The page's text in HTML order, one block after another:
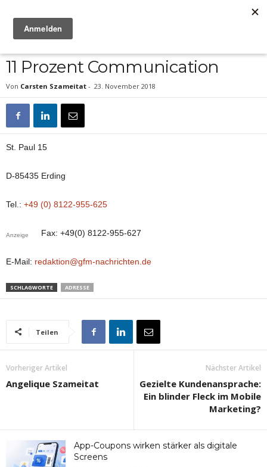
11 Prozent Communication
Von Carsten Szameitat - 23. November 2018
St. Paul 15
D-85435 Erding
Tel.: +49 (0) 8122-955-625
Anzeige Fax: +49(0) 8122-955-627
E-Mail: redaktion@gfm-nachrichten.de
SCHLAGWORTE ADRESSE
Teilen
Vorheriger Artikel
Angelique Szameitat
Nächster Artikel
Gezielte Kundenansprache:
Ein blinder Fleck im Mobile
Marketing?
App-Coupons wirken stärker als digitale
Screens